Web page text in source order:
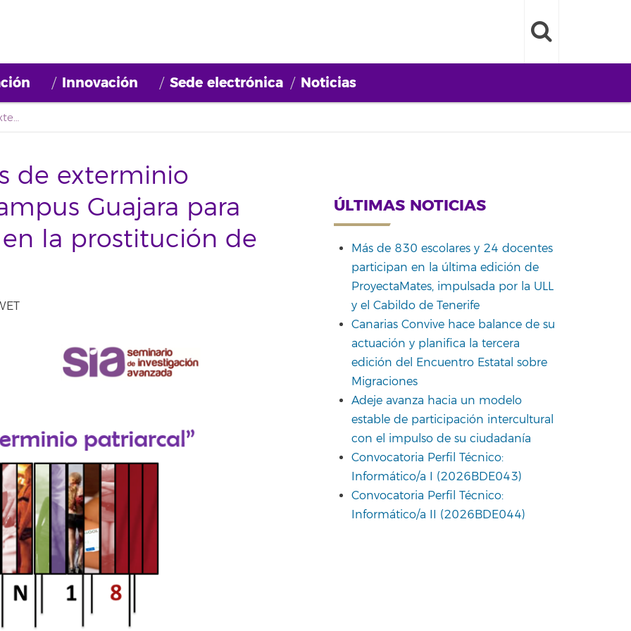
Innovación Sede electrónica Noticias
El seminario ‘Huellas de exterminio patriarcal’ llega al Campus Guajara para abordar la violencia en la prostitución de mujeres
de exterminio
Guajara para
la prostitución de
ÚLTIMAS NOTICIAS
Más de 830 escolares y 24 docentes
participan en la última edición de
ProyectaMates, impulsada por la ULL
y el Cabildo de Tenerife
Canarias Convive hace balance de su
actuación y planifica la tercera
edición del Encuentro Estatal sobre
Migraciones
Adeje avanza hacia un modelo
estable de participación intercultural
con el impulso de su ciudadanía
Convocatoria Perfil Técnico:
Informático/a I (2026BDE043)
Convocatoria Perfil Técnico:
Informático/a II (2026BDE044)